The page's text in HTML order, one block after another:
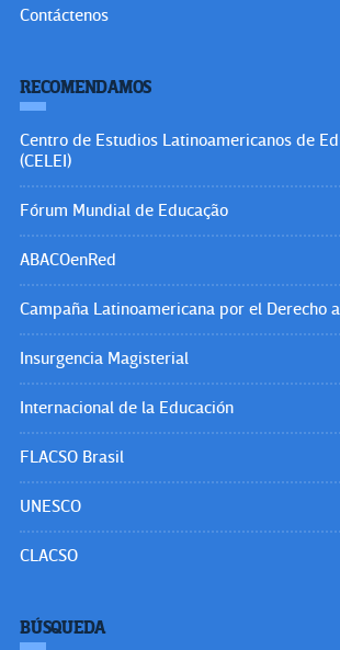
Contáctenos
RECOMENDAMOS
Centro de Estudios Latinoamericanos de
(CELEI)
Fórum Mundial de Educação
ABACOenRed
Campaña Latinoamericana por el Derecho
Insurgencia Magisterial
Internacional de la Educación
FLACSO Brasil
UNESCO
CLACSO
BÚSQUEDA